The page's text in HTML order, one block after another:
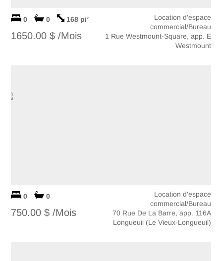
0 0 168 pi2
1650.00 $ /Mois
Location d'espace
commercial/Bureau
1 Rue Westmount-Square, app. E
Westmount
0 0
750.00 $ /Mois
Location d'espace
commercial/Bureau
70 Rue De La Barre, app. 116A
Longueuil (Le Vieux-Longueuil)